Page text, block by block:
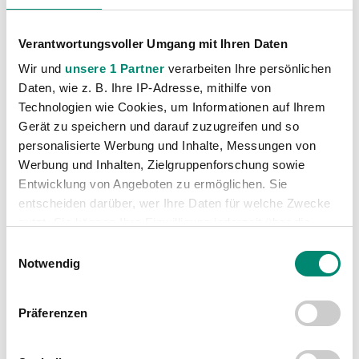
Verantwortungsvoller Umgang mit Ihren Daten
Wir und unsere 1 Partner verarbeiten Ihre persönlichen
Daten, wie z. B. Ihre IP-Adresse, mithilfe von
Technologien wie Cookies, um Informationen auf Ihrem
Gerät zu speichern und darauf zuzugreifen und so
personalisierte Werbung und Inhalte, Messungen von
Werbung und Inhalten, Zielgruppenforschung sowie
Entwicklung von Angeboten zu ermöglichen. Sie
entscheiden darüber, wer Ihre Daten für welche Zwecke
Trigger Symbol ändern oder widerrufen
Erfahren Sie mehr darüber, wie Ihre persönlichen Daten
verarbeitet werden, und legen Sie Ihre Präferenzen im
Notwendig
Präferenzen
VORIGER NEWSEINTRAG
Starkes Rieder Aufgebot im U20-WM-Kader
NÄCHSTER NEWSEINTRAG
SVR und TSG 1899 Hoffenheim gratulieren dem TSV Utzenaich